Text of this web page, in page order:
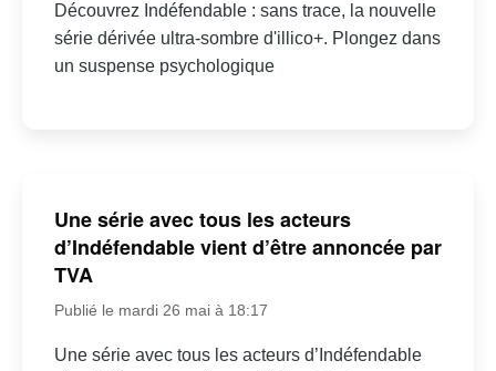
Découvrez Indéfendable : sans trace, la nouvelle
série dérivée ultra-sombre d'illico+. Plongez dans
un suspense psychologique
Une série avec tous les acteurs
d’Indéfendable vient d’être annoncée par
TVA
Publié le mardi 26 mai à 18:17
Une série avec tous les acteurs d’Indéfendable